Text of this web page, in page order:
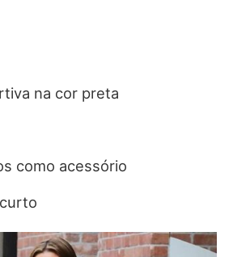
na cor preta
como acessório